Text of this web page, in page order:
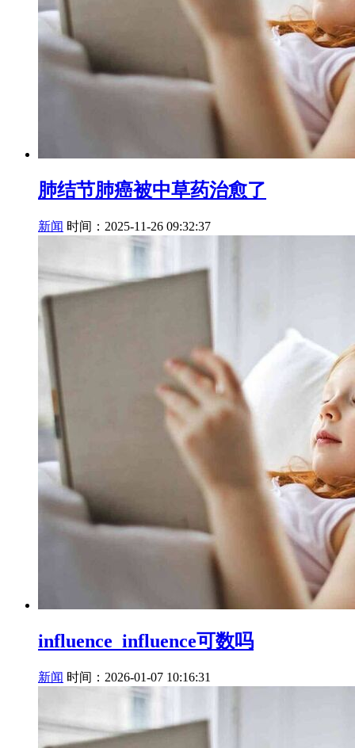
肺结节肺癌被中草药治愈了
新闻 时间：2025-11-26 09:32:37
influence_influence可数吗
新闻 时间：2026-01-07 10:16:31